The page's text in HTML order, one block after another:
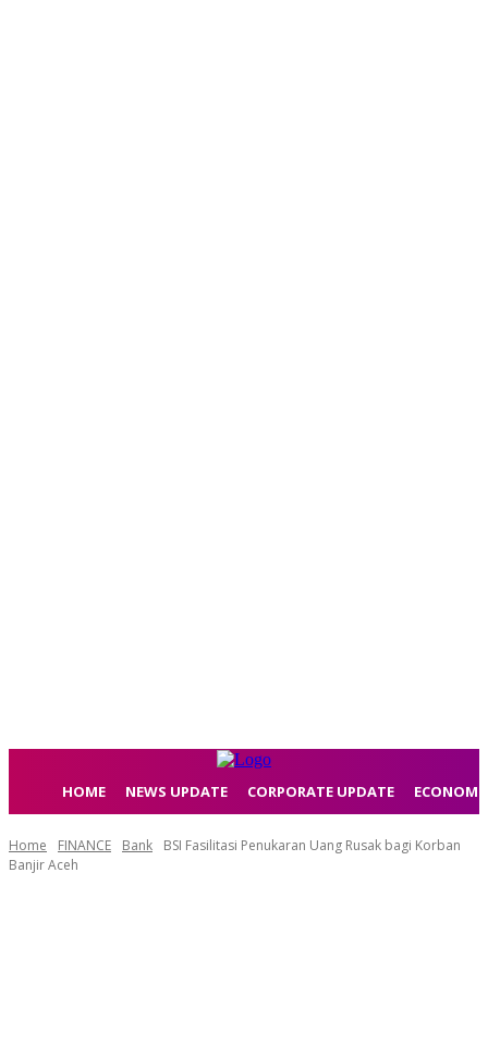
HOME NEWS UPDATE CORPORATE UPDATE
Home FINANCE Bank
BSI Fasilitasi Penukaran Uang Rusak bagi Korban
Banjir Aceh